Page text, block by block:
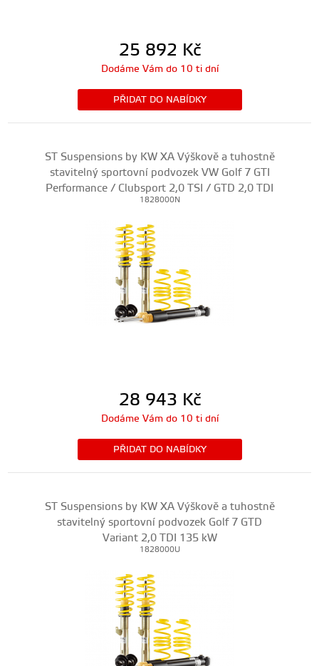
25 892 Kč
Dodáme Vám do 10 ti dní
PŘIDAT DO NABÍDKY
ST Suspensions by KW XA Výškově a tuhostně
stavitelný sportovní podvozek VW Golf 7 GTI
Performance / Clubsport 2,0 TSI / GTD 2,0 TDI
1828000N
28 943 Kč
Dodáme Vám do 10 ti dní
PŘIDAT DO NABÍDKY
ST Suspensions by KW XA Výškově a tuhostně
stavitelný sportovní podvozek Golf 7 GTD
Variant 2,0 TDI 135 kW
1828000U